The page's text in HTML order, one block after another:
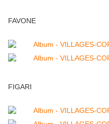
FAVONE
FIGARI